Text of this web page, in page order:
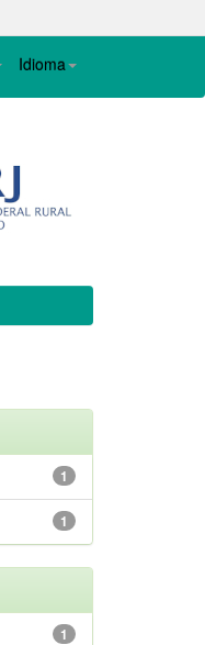
Idioma
1
1
1